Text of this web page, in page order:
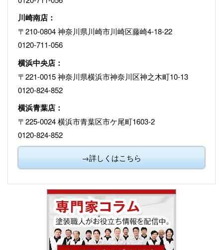
川崎南店：
〒210-0804 神奈川県川崎市川崎区藤崎4-18-22
0120-711-056
横浜中央店：
〒221-0015 神奈川県横浜市神奈川区神之木町10-13
0120-824-852
横浜青葉店：
〒225-0024 横浜市青葉区市ケ尾町1603-2
0120-824-852
→詳しくはこちら